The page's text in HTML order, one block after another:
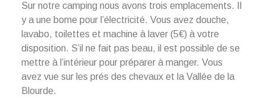
Sur notre camping nous avons trois emplacements. Il
y a une borne pour l’électricité. Vous avez douche,
lavabo, toilettes et machine à laver (5€) à votre
disposition. S’il ne fait pas beau, il est possible de se
mettre à l’intérieur pour préparer à manger. Vous
avez vue sur les prés des chevaux et la Vallée de la
Blourde.